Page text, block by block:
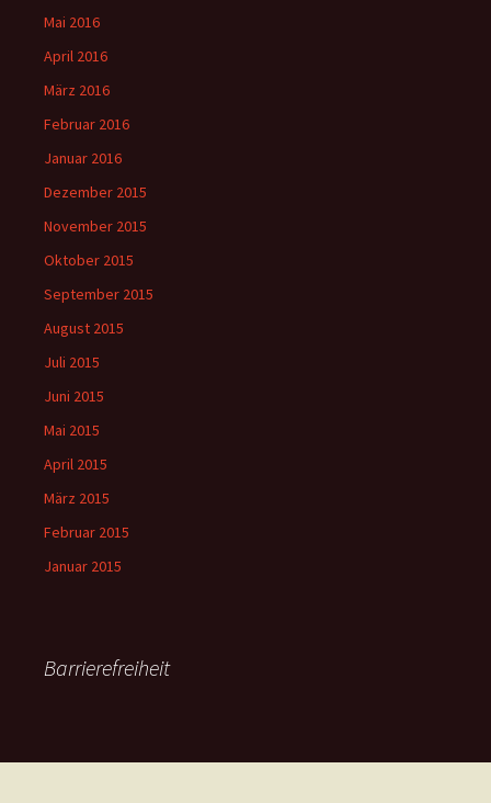
Mai 2016
April 2016
März 2016
Februar 2016
Januar 2016
Dezember 2015
November 2015
Oktober 2015
September 2015
August 2015
Juli 2015
Juni 2015
Mai 2015
April 2015
März 2015
Februar 2015
Januar 2015
Barrierefreiheit